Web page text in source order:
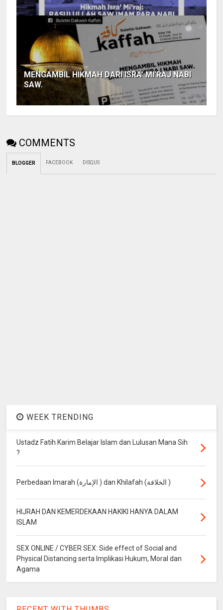
MENGAMBIL HIKMAH DARI ISRA’ MI’RAJ NABI
SAW.
COMMENTS
BLOGGER FACEBOOK DISQUS
WEEK TRENDING
Ustadz Fatih Karim Belajar Islam dan Lulusan Mana Sih
?
Perbedaan Imarah (الإمارة ) dan Khilafah (الخلافة )
HIJRAH DAN KEMERDEKAAN HAKIKI HANYA DALAM
ISLAM
SEX ONLINE / CYBER SEX: Side effect of Social and
Physical Distancing serta Implikasi Hukum, Moral dan
Agama